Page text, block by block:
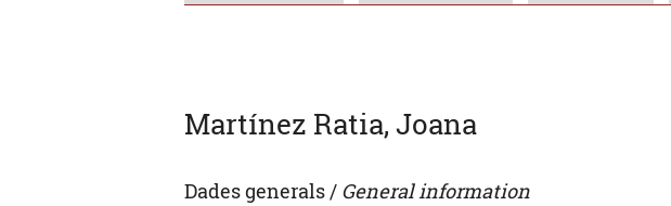
Martínez Ratia, Joana
Dades generals / General information